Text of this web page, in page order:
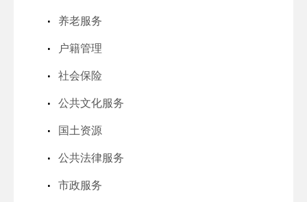
养老服务
户籍管理
社会保险
公共文化服务
国土资源
公共法律服务
市政服务